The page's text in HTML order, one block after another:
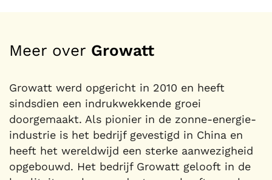
Meer over Growatt
Growatt werd opgericht in 2010 en heeft
sindsdien een indrukwekkende groei
doorgemaakt. Als pionier in de zonne-energie-
industrie is het bedrijf gevestigd in China en
heeft het wereldwijd een sterke aanwezigheid
opgebouwd. Het bedrijf Growatt gelooft in de